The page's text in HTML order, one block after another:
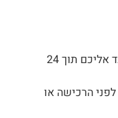
ניתן להזמין משלוח + תלייה מקצועית עד אליכם תוך 24
לפני הרכישה או